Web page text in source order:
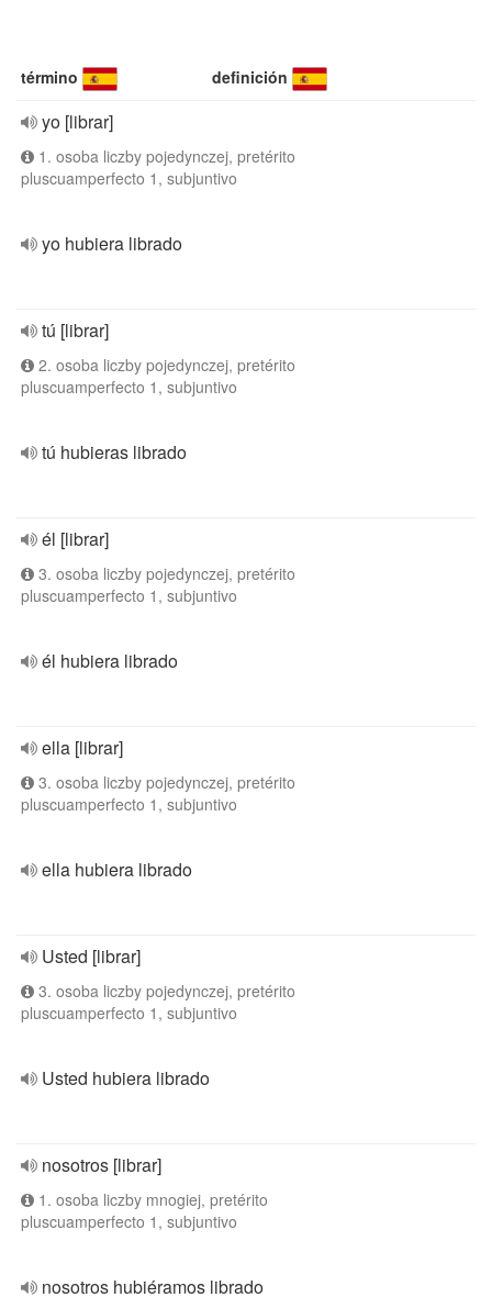
término definición
yo [librar]
1. osoba liczby pojedynczej, pretérito
pluscuamperfecto 1, subjuntivo
yo hubiera librado
tú [librar]
2. osoba liczby pojedynczej, pretérito
pluscuamperfecto 1, subjuntivo
tú hubieras librado
él [librar]
3. osoba liczby pojedynczej, pretérito
pluscuamperfecto 1, subjuntivo
él hubiera librado
ella [librar]
3. osoba liczby pojedynczej, pretérito
pluscuamperfecto 1, subjuntivo
ella hubiera librado
Usted [librar]
3. osoba liczby pojedynczej, pretérito
pluscuamperfecto 1, subjuntivo
Usted hubiera librado
nosotros [librar]
1. osoba liczby mnogiej, pretérito
pluscuamperfecto 1, subjuntivo
nosotros hubiéramos librado